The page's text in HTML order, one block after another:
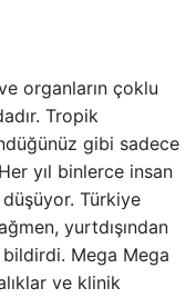
organların çoklu
Tropik
gibi sadece
yıl binlerce insan
Türkiye
yurtdışından
bildirdi. Mega Mega
ve klinik